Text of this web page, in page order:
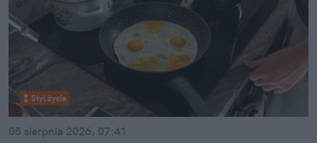
Styl życia
05 sierpnia 2026, 07:41